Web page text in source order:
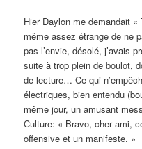
Hier Daylon me demandait «
même assez étrange de ne
pas l’envie, désolé, j’avais
suite à trop plein de boulot,
de lecture… Ce qui
électriques, bien entendu
même jour, un amusant
Culture: « Bravo, cher ami,
offensive et un manifeste. »